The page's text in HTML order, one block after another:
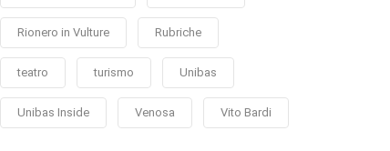
Rionero in Vulture Rubriche
teatro turismo Unibas
Unibas Inside Venosa Vito Bardi